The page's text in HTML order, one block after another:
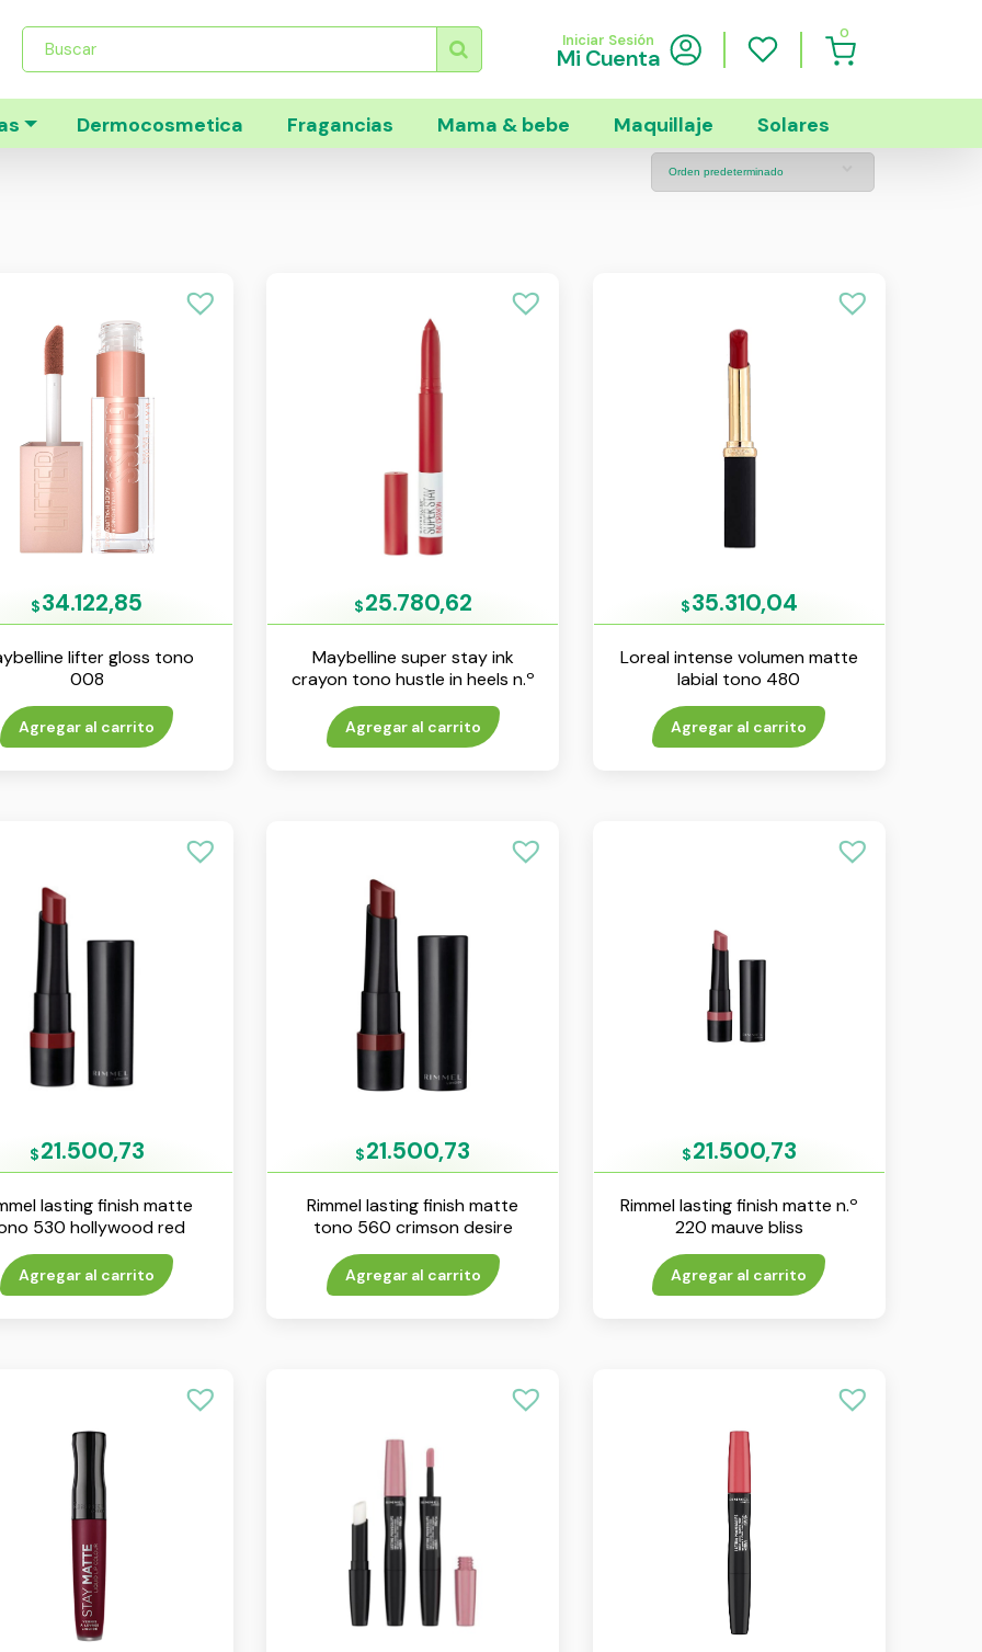
Búsqueda
productos
Iniciar Sesión
Mi Cuenta
0
Dermocosmetica Fragancias Mama & bebe Maquillaje Solares
$34.122,85
lifter gloss tono
008
Agregar al carrito
$25.780,62
Maybelline super stay ink
crayon tono hustle in heels n.º
45
Agregar al carrito
$35.310,04
Loreal intense volumen matte
labial tono 480
Agregar al carrito
$21.500,73
lasting finish matte
530 hollywood red
Agregar al carrito
$21.500,73
Rimmel lasting finish matte
tono 560 crimson desire
Agregar al carrito
$21.500,73
Rimmel lasting finish matte n.º
220 mauve bliss
Agregar al carrito